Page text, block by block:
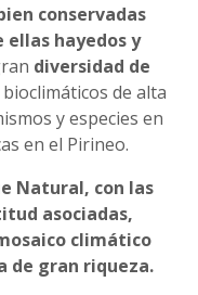
conservadas
hayedos y
diversidad de
de alta
y especies en
en el Pirineo.
Natural, con las
asociadas,
climático
de gran riqueza.